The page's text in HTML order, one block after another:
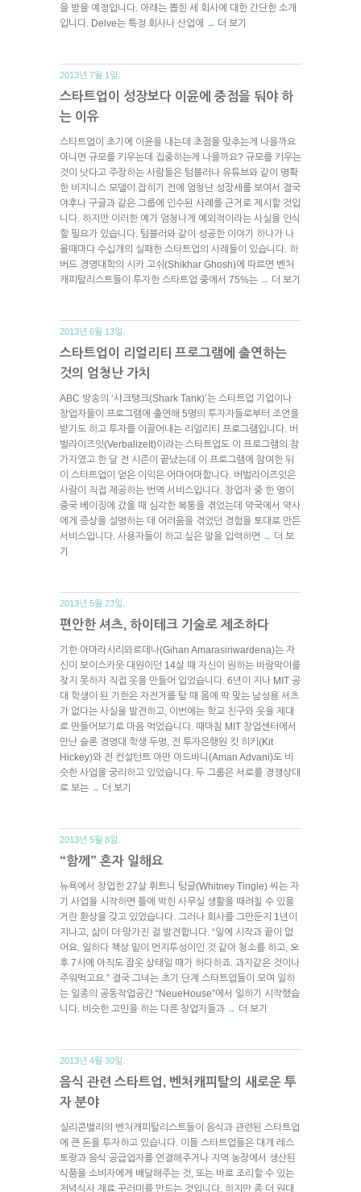
을 받을 예정입니다. 아래는 뽑힌 세 회사에 대한 간단한 소개
입니다. Delve는 특정 회사나 산업에
→ 더 보기
2013년 7월 1일.
스타트업이 성장보다 이윤에 중점을 둬야 하
는 이유
스타트업이 초기에 이윤을 내는데 초점을 맞추는게 나을까요
아니면 규모를 키우는데 집중하는게 나을까요? 규모를 키우는
것이 낫다고 주장하는 사람들은 텀블러나 유튜브와 같이 명확
한 비지니스 모델이 잡히기 전에 엄청난 성장세를 보여서 결국
야후나 구글과 같은 그룹에 인수된 사례를 근거로 제시할 것입
니다. 하지만 이러한 예가 엄청나게 예외적이라는 사실을 인식
할 필요가 있습니다. 텀블러와 같이 성공한 이야기 하나가 나
올때마다 수십개의 실패한 스타트업의 사례들이 있습니다. 하
버드 경영대학의 시카 고쉬(Shikhar Ghosh)에 따르면 벤처
캐피탈리스트들이 투자한 스타트업 중에서 75%는 → 더 보기
2013년 6월 13일.
스타트업이 리얼리티 프로그램에 출연하는
것의 엄청난 가치
ABC 방송의 ‘샤크탱크(Shark Tank)’는 스타트업 기업이나
창업자들이 프로그램에 출연해 5명의 투자자들로부터 조언을
받기도 하고 투자를 이끌어내는 리얼리티 프로그램입니다. 버
벌라이즈잇(VerbalizeIt)이라는 스타트업도 이 프로그램의 참
가자였고 한 달 전 시즌이 끝났는데 이 프로그램에 참여한 뒤
이 스타트업이 얻은 이익은 어마어마합니다. 버벌라이즈잇은
사람이 직접 제공하는 번역 서비스입니다. 창업자 중 한 명이
중국 베이징에 갔을 때 심각한 복통을 겪었는데 약국에서 약사
에게 증상을 설명하는 데 어려움을 겪었던 경험을 토대로 만든
서비스입니다. 사용자들이 하고 싶은 말을 입력하면 → 더 보
기
2013년 5월 23일.
편안한 셔츠, 하이테크 기술로 제조하다
기한 아마라시리와르데나(Gihan Amarasiriwardena)는 자
신이 보이스카웃 대원이던 14살 때 자신이 원하는 바람막이를
찾지 못하자 직접 옷을 만들어 입었습니다. 6년이 지나 MIT 공
대 학생이 된 기한은 자전거를 탈 때 몸에 딱 맞는 남성용 셔츠
가 없다는 사실을 발견하고, 이번에는 학교 친구와 옷을 제대
로 만들어보기로 마음 먹었습니다. 때마침 MIT 창업센터에서
만난 슬론 경영대 학생 두명, 전 투자은행원 킷 히키(Kit
Hickey)와 전 컨설턴트 아만 아드바니(Aman Advani)도 비
슷한 사업을 궁리하고 있었습니다. 두 그룹은 서로를 경쟁상대
로 보는 → 더 보기
2013년 5월 8일.
“함께” 혼자 일해요
뉴욕에서 창업한 27살 휘트니 팅글(Whitney Tingle) 씨는 자
기 사업을 시작하면 틀에 박힌 사무실 생활을 때려칠 수 있을
거란 환상을 갖고 있었습니다. 그러나 회사를 그만둔지 1년이
지나고, 삶이 더 망가진 걸 발견합니다. “일에 시작과 끝이 없
어요. 일하다 책상 밑이 먼지투성이인 것 같아 청소를 하고, 오
후 7시에 아직도 잠옷 상태일 때가 허다하죠. 과자같은 것이나
주워먹고요.” 결국 그녀는 초기 단계 스타트업들이 모여 일하
는 일종의 공동작업공간 “NeueHouse”에서 일하기 시작했습
니다. 비슷한 고민을 하는 다른 창업자들과 → 더 보기
2013년 4월 30일.
음식 관련 스타트업, 벤처캐피탈의 새로운 투
자 분야
실리콘밸리의 벤처캐피탈리스트들이 음식과 관련된 스타트업
에 큰 돈을 투자하고 있습니다. 이들 스타트업들은 대개 레스
토랑과 음식 공급업자를 연결해주거나 지역 농장에서 생산된
식품을 소비자에게 배달해주는 것, 또는 바로 조리할 수 있는
저녁식사 재료 꾸러미를 만드는 것입니다. 하지만 좀 더 원대